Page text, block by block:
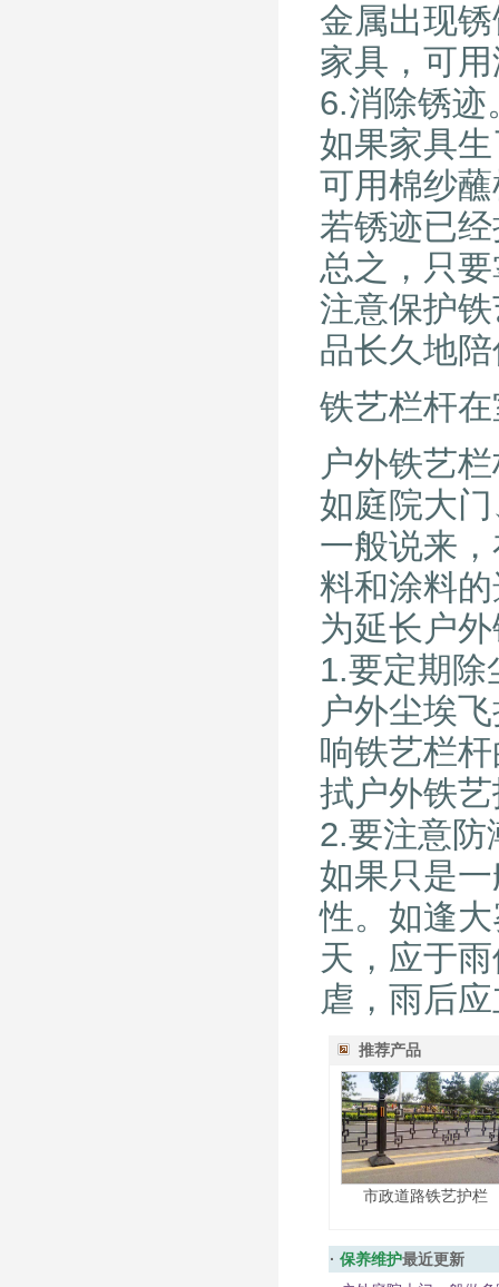
金属出现
家具，可
6.消除锈迹
如果家具
可用棉纱
若锈迹已
总之，只
注意保护
品长久地
铁艺栏杆
户外铁艺
如庭院大
一般说来
料和涂料
为延长户
1.要定期除
户外尘埃
响铁艺栏
拭户外铁
2.要注意防
如果只是
性。如逢
天，应于
虐，雨后
推荐产品
市政道路铁艺护栏
· 保养维护最近更新